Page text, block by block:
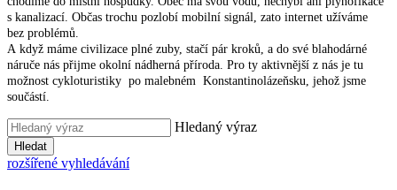
s kanalizací. Občas trochu pozlobí mobilní signál, zato internet užíváme
bez problémů.
A když máme civilizace plné zuby, stačí pár kroků, a do své blahodárné
náruče nás přijme okolní nádherná příroda. Pro ty aktivnější z nás je tu
možnost cykloturistiky po malebném Konstantinolázeňsku, jehož jsme
součástí.
Hledaný výraz
Hledat
rozšířené vyhledávání